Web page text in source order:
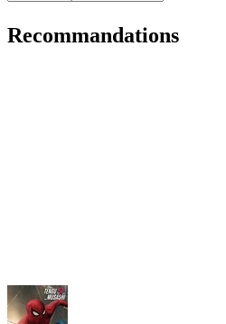
Recommandations